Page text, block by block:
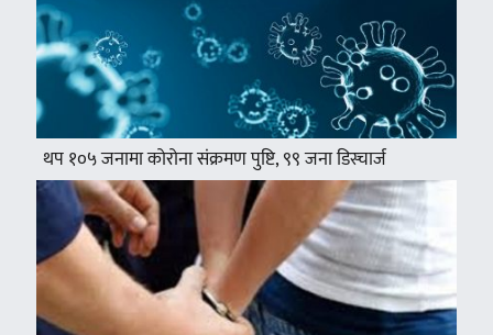
थप १०५ जनामा कोरोना संक्रमण पुष्टि, ९९ जना डिस्चार्ज